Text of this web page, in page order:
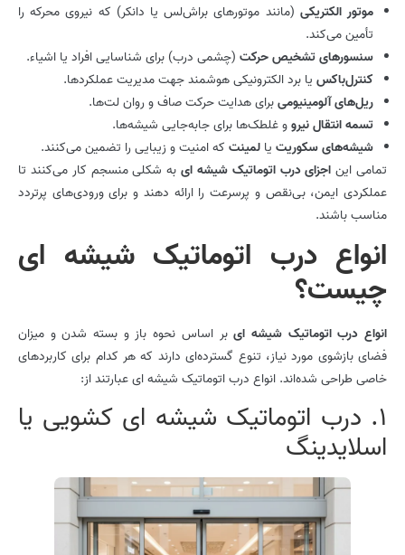
موتور الکتریکی (مانند موتورهای براش‌لس یا دانکر) که نیروی محرکه را
تأمین می‌کند.
سنسورهای تشخیص حرکت (چشمی درب) برای شناسایی افراد یا اشیاء.
کنترل‌باکس یا برد الکترونیکی هوشمند جهت مدیریت عملکردها.
ریل‌های آلومینیومیبرای هدایت حرکت صاف و روان لت‌ها.
تسمه انتقال نیروو غلطک‌ها برای جابه‌جایی شیشه‌ها.
شیشه‌های سکوریت یا لمینت که امنیت و زیبایی را تضمین می‌کنند.
تمامی این اجزای درب اتوماتیک شیشه ای به شکلی منسجم کار می‌کنند تا
عملکردی ایمن، بی‌نقص و پرسرعت را ارائه دهند و برای ورودی‌های پرتردد
مناسب باشند.
انواع درب اتوماتیک شیشه ای
چیست؟
انواع درب اتوماتیک شیشه ایبر اساس نحوه باز و بسته شدن و میزان
فضای بازشوی مورد نیاز، تنوع گسترده‌ای دارند که هر کدام برای کاربردهای
خاصی طراحی شده‌اند. انواع درب اتوماتیک شیشه ای عبارتند از:
1. درب اتوماتیک شیشه ای کشویی یا
اسلایدینگ